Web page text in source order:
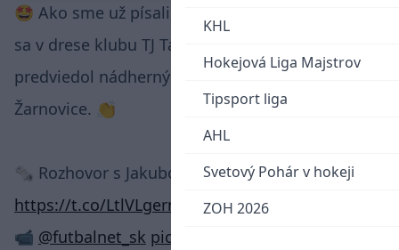
KHL
Hokejová Liga Majstrov
Tipsport liga
AHL
Svetový Pohár v hokeji
ZOH 2026
🤩 Ako sme už písali, náš obranca Jakub Luka 👍
sa v drese klubu TJ Tatran Oravské Veselé
predviedol nádherným gólom do siete
Žarnovice. 👏
🗞️ Rozhovor s Jakubom Lukom ➡️
https://t.co/LtlVLgerns
📹 @futbalnet_sk pic.twitter.com/AHFlDD6cgg